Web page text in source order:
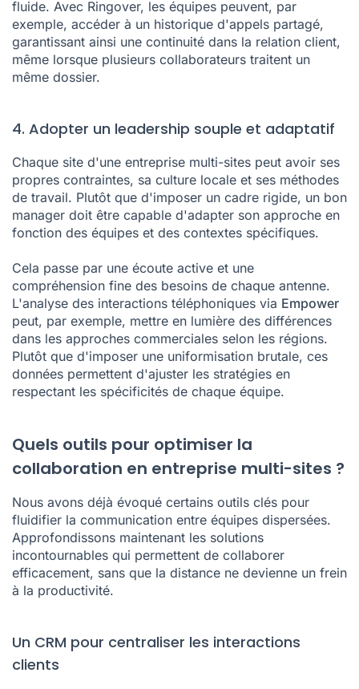
fluide. Avec Ringover, les équipes peuvent, par
exemple, accéder à un historique d'appels partagé,
garantissant ainsi une continuité dans la relation client,
même lorsque plusieurs collaborateurs traitent un
même dossier.
4. Adopter un leadership souple et adaptatif
Chaque site d'une entreprise multi-sites peut avoir ses
propres contraintes, sa culture locale et ses méthodes
de travail. Plutôt que d'imposer un cadre rigide, un bon
manager doit être capable d'adapter son approche en
fonction des équipes et des contextes spécifiques.
Cela passe par une écoute active et une
compréhension fine des besoins de chaque antenne.
L'analyse des interactions téléphoniques via Empower
peut, par exemple, mettre en lumière des différences
dans les approches commerciales selon les régions.
Plutôt que d'imposer une uniformisation brutale, ces
données permettent d'ajuster les stratégies en
respectant les spécificités de chaque équipe.
Quels outils pour optimiser la
collaboration en entreprise multi-sites ?
Nous avons déjà évoqué certains outils clés pour
fluidifier la communication entre équipes dispersées.
Approfondissons maintenant les solutions
incontournables qui permettent de collaborer
efficacement, sans que la distance ne devienne un frein
à la productivité.
Un CRM pour centraliser les interactions
clients